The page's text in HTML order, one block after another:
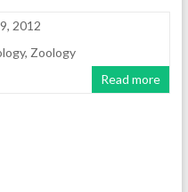
2012
, Zoology
Read more